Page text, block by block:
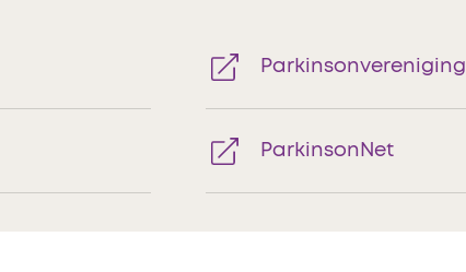
Parkinsonvereniging
ParkinsonNet